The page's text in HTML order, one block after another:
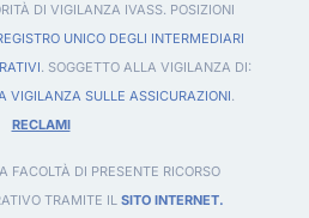
DI VIGILANZA IVASS. POSIZIONI
UNICO DEGLI INTERMEDIARI
. SOGGETTO ALLA VIGILANZA DI:
VIGILANZA SULLE ASSICURAZIONI.
RECLAMI
FACOLTÀ DI PRESENTE RICORSO
TRAMITE IL SITO INTERNET.